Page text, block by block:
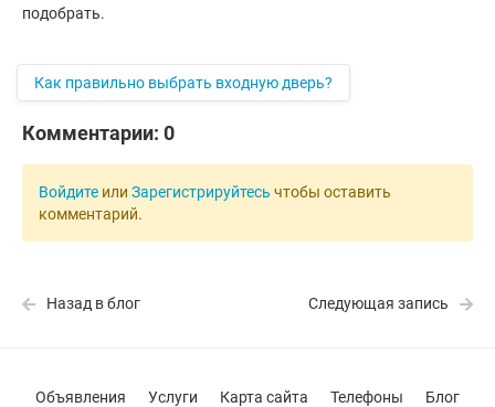
подобрать.
Как правильно выбрать входную дверь?
Комментарии: 0
Войдите или Зарегистрируйтесь чтобы оставить
комментарий.
Назад в блог Следующая запись
Объявления Услуги Карта сайта Телефоны Блог